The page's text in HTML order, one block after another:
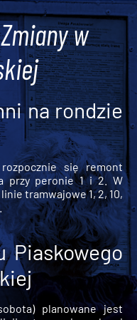
w
na rondzie
się remont
przy peronie 1 i 2. W
tramwajowe 1, 2, 10,
Piaskowego
planowane jest